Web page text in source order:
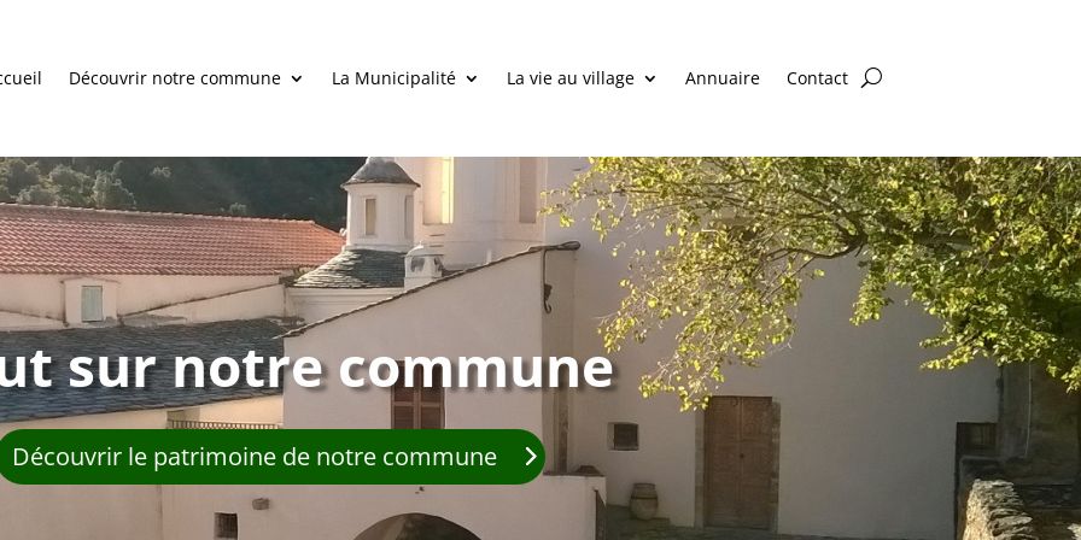
Découvrir notre commune La Municipalité La vie au village Annuaire Contact
sur notre commune
Découvrir le patrimoine de notre commune